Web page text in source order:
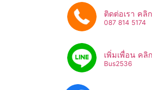
ติดต่อเรา คลิก
087 814 5174
เพิ่มเพื่อน คลิก
Bus2536​